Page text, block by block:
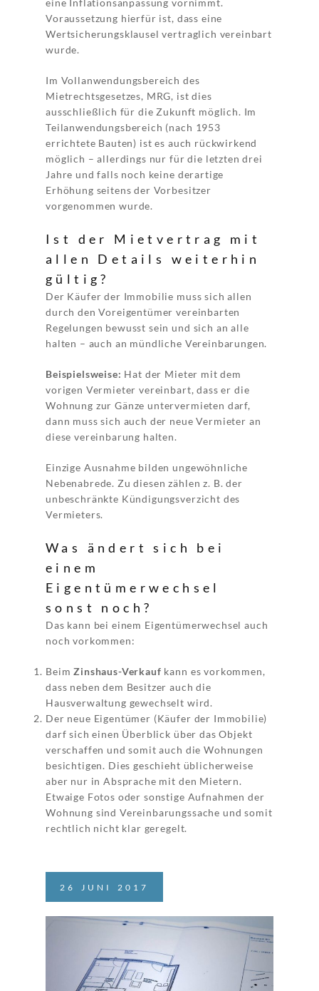
Voraussetzung hierfür ist, dass eine
Wertsicherungsklausel vertraglich vereinbart
wurde.
Im Vollanwendungsbereich des
Mietrechtsgesetzes, MRG, ist dies
ausschließlich für die Zukunft möglich. Im
Teilanwendungsbereich (nach 1953
errichtete Bauten) ist es auch rückwirkend
möglich – allerdings nur für die letzten drei
Jahre und falls noch keine derartige
Erhöhung seitens der Vorbesitzer
vorgenommen wurde.
Ist der Mietvertrag mit
allen Details weiterhin
gültig?
Der Käufer der Immobilie muss sich allen
durch den Voreigentümer vereinbarten
Regelungen bewusst sein und sich an alle
halten – auch an mündliche Vereinbarungen.
Beispielsweise: Hat der Mieter mit dem
vorigen Vermieter vereinbart, dass er die
Wohnung zur Gänze untervermieten darf,
dann muss sich auch der neue Vermieter an
diese vereinbarung halten.
Einzige Ausnahme bilden ungewöhnliche
Nebenabrede. Zu diesen zählen z. B. der
unbeschränkte Kündigungsverzicht des
Vermieters.
Was ändert sich bei
einem
Eigentümerwechsel
sonst noch?
Das kann bei einem Eigentümerwechsel auch
noch vorkommen:
BeimZinshaus-Verkauf kann es vorkommen,
dass neben dem Besitzer auch die
Hausverwaltung gewechselt wird.
Der neue Eigentümer (Käufer der Immobilie)
darf sich einen Überblick über das Objekt
verschaffen und somit auch die Wohnungen
besichtigen. Dies geschieht üblicherweise
aber nur in Absprache mit den Mietern.
Etwaige Fotos oder sonstige Aufnahmen der
Wohnung sind Vereinbarungssache und somit
rechtlich nicht klar geregelt.
26 JUNI 2017